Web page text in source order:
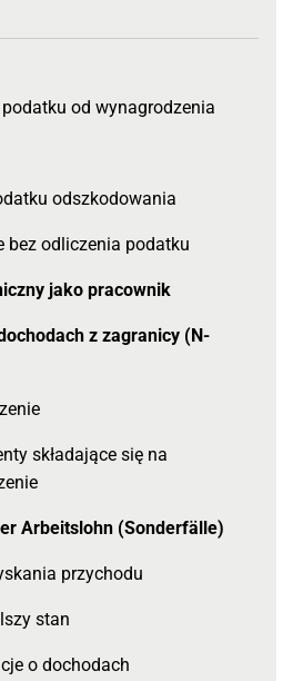
od wynagrodzenia
odszkodowania
bez odliczenia podatku
jako pracownik
z zagranicy (N-
składające się na
Arbeitslohn (Sonderfälle)
przychodu
stan
o dochodach